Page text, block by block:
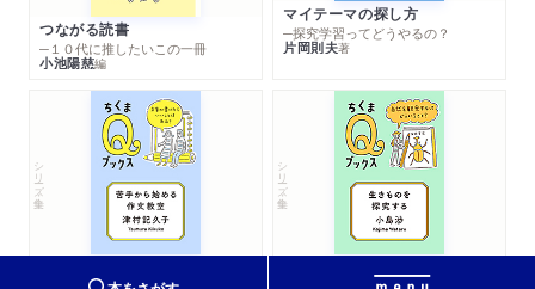
つながる読書
─１０代に推したいこの一冊
小池陽慈編
マイテーマの探し方
─探究学習ってどうやるの？
片岡則夫著
シリーズ・全集 シリーズ・全集